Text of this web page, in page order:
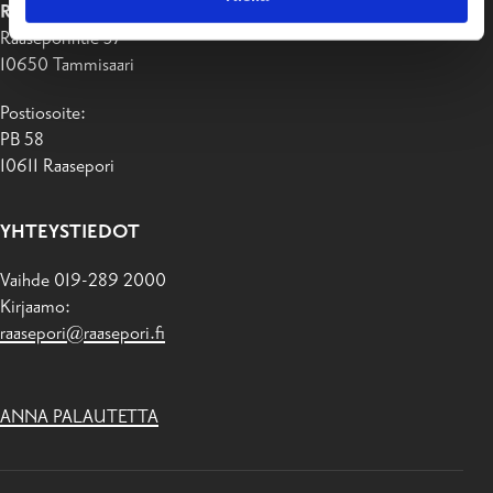
RAASEPORIN KAUPUNKI
Raaseporintie 37
10650 Tammisaari
Postiosoite:
PB 58
10611 Raasepori
YHTEYSTIEDOT
Vaihde 019-289 2000
Kirjaamo:
raasepori@raasepori.fi
ANNA PALAUTETTA